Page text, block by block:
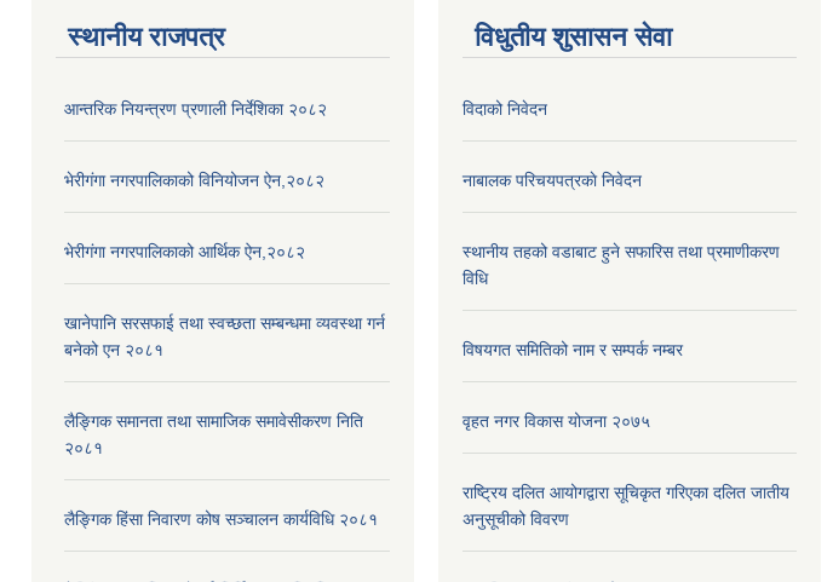
स्थानीय राजपत्र
आन्तरिक नियन्त्रण प्रणाली निर्देशिका २०८२
भेरीगंगा नगरपालिकाको विनियोजन ऐन,२०८२
भेरीगंगा नगरपालिकाको आर्थिक ऐन,२०८२
खानेपानि सरसफाई तथा स्वच्छता सम्बन्धमा व्यवस्था गर्न
बनेको एन २०८१
लैङ्गिक समानता तथा सामाजिक समावेसीकरण निति
२०८१
लैङ्गिक हिंसा निवारण कोष सञ्चालन कार्यविधि २०८१
विधुतीय शुसासन सेवा
विदाको निवेदन
नाबालक परिचयपत्रकाे निवेदन
स्थानीय तहको वडाबाट हुने सफारिस तथा प्रमाणीकरण
विधि
विषयगत समितिको नाम र सम्पर्क नम्बर
वृहत नगर विकास योजना २०७५
राष्ट्रिय दलित आयोगद्वारा सूचिकृत गरिएका दलित जातीय
अनुसूचीको विवरण